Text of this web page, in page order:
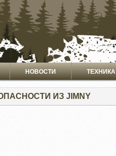
НОВОСТИ ТЕХНИКА
ИЗ JIMNY